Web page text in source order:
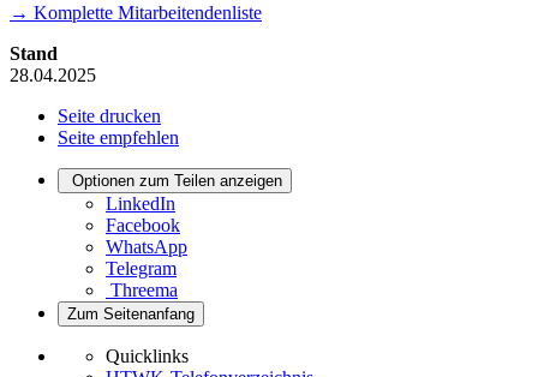
→ Komplette Mitarbeitendenliste
Stand
28.04.2025
Seite drucken
Seite empfehlen
Optionen zum Teilen anzeigen
LinkedIn
Facebook
WhatsApp
Telegram
Threema
Zum Seitenanfang
Quicklinks